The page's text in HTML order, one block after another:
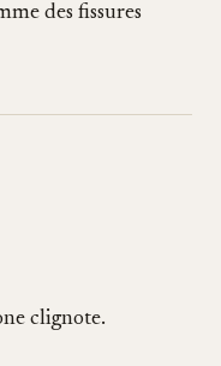
des fissures
clignote.